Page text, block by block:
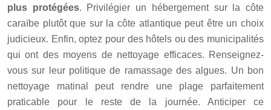
plus protégées. Privilégier un hébergement sur la côte
caraïbe plutôt que sur la côte atlantique peut être un choix
judicieux. Enfin, optez pour des hôtels ou des municipalités
qui ont des moyens de nettoyage efficaces. Renseignez-
vous sur leur politique de ramassage des algues. Un bon
nettoyage matinal peut rendre une plage parfaitement
praticable pour le reste de la journée. Anticiper ce